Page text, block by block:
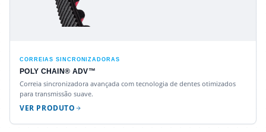
CORREIAS SINCRONIZADORAS
POLY CHAIN® ADV™
Correia sincronizadora avançada com tecnologia de dentes otimizados
para transmissão suave.
VER PRODUTO